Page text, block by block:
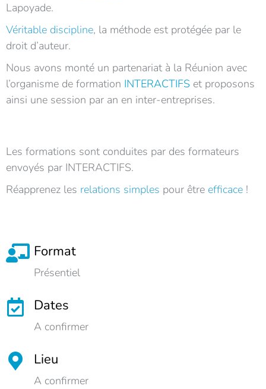
Lapoyade.
Véritable discipline, la méthode est protégée par le
droit d’auteur.
Nous avons monté un partenariat à la Réunion avec
l’organisme de formation INTERACTIFS et proposons
ainsi une session par an en inter-entreprises.
Les formations sont conduites par des formateurs
envoyés par INTERACTIFS.
Réapprenez les relations simples pour être efficace !
Format
Présentiel
Dates
A confirmer
Lieu
A confirmer